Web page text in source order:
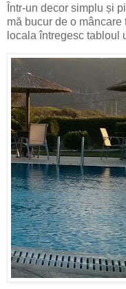
Într-un decor simplu și
mă bucur de o
locala întregesc tabloul